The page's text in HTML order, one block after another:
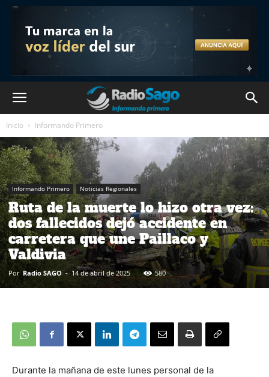
Inicio Informando Primero
Informando Primero Noticias Regionales
Ruta de la muerte lo hizo otra vez:
dos fallecidos dejó accidente en
carretera que une Paillaco y
Valdivia
Por Radio SAGO - 14 de abril de 2025 580
Durante la mañana de este lunes personal de la